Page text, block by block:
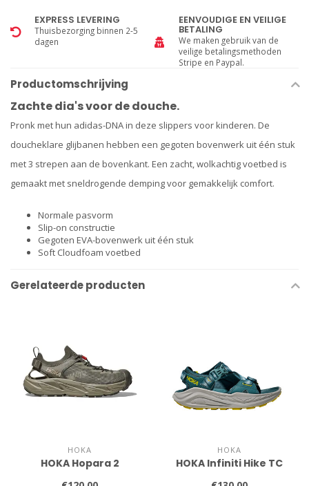
EXPRESS LEVERING
Thuisbezorging binnen 2-5
dagen
EENVOUDIGE EN VEILIGE
BETALING
We maken gebruik van de
veilige betalingsmethoden
Stripe en Paypal.
Productomschrijving
Zachte dia's voor de douche.
Pronk met hun adidas-DNA in deze slippers voor kinderen. De
doucheklare glijbanen hebben een gegoten bovenwerk uit één stuk
met 3 strepen aan de bovenkant. Een zacht, wolkachtig voetbed is
gemaakt met sneldrogende demping voor gemakkelijk comfort.
Normale pasvorm
Slip-on constructie
Gegoten EVA-bovenwerk uit één stuk
Soft Cloudfoam voetbed
Gerelateerde producten
HOKA
HOKA Hopara 2
HOKA
HOKA Infiniti Hike TC